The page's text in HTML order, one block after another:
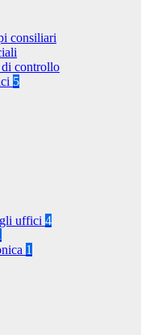
consiliari
controllo
5
uffici 4
1